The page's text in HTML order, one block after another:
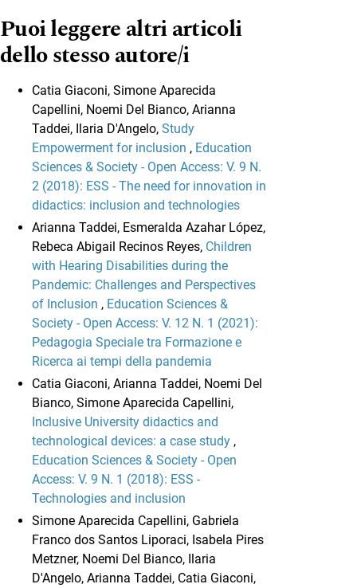
Puoi leggere altri articoli
dello stesso autore/i
Catia Giaconi, Simone Aparecida
Capellini, Noemi Del Bianco, Arianna
Taddei, Ilaria D'Angelo, Study
Empowerment for inclusion , Education
Sciences & Society - Open Access: V. 9 N.
2 (2018): ESS - The need for innovation in
didactics: inclusion and technologies
Arianna Taddei, Esmeralda Azahar López,
Rebeca Abigail Recinos Reyes, Children
with Hearing Disabilities during the
Pandemic: Challenges and Perspectives
of Inclusion , Education Sciences &
Society - Open Access: V. 12 N. 1 (2021):
Pedagogia Speciale tra Formazione e
Ricerca ai tempi della pandemia
Catia Giaconi, Arianna Taddei, Noemi Del
Bianco, Simone Aparecida Capellini,
Inclusive University didactics and
technological devices: a case study ,
Education Sciences & Society - Open
Access: V. 9 N. 1 (2018): ESS -
Technologies and inclusion
Simone Aparecida Capellini, Gabriela
Franco dos Santos Liporaci, Isabela Pires
Metzner, Noemi Del Bianco, Ilaria
D'Angelo, Arianna Taddei, Catia Giaconi,